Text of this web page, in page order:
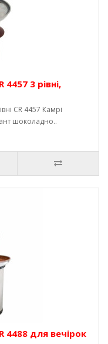
3 рівні,
CR 4457 Камрі
шоколадно..
для вечірок